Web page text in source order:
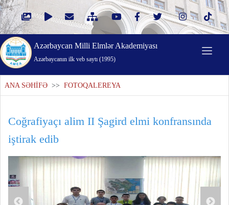
Azərbaycan Milli Elmlər Akademiyası
Azərbaycanın ilk veb saytı (1995)
ANA SƏHİFƏ >> FOTOQALEREYA
Coğrafiyaçı alim II Şagird elmi konfransında
iştirak edib